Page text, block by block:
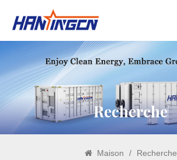
Recherche
Maison / Recherche